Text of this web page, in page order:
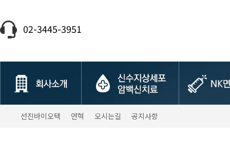
02-3445-3951
선진바이오텍 연혁 오시는길 공지사항